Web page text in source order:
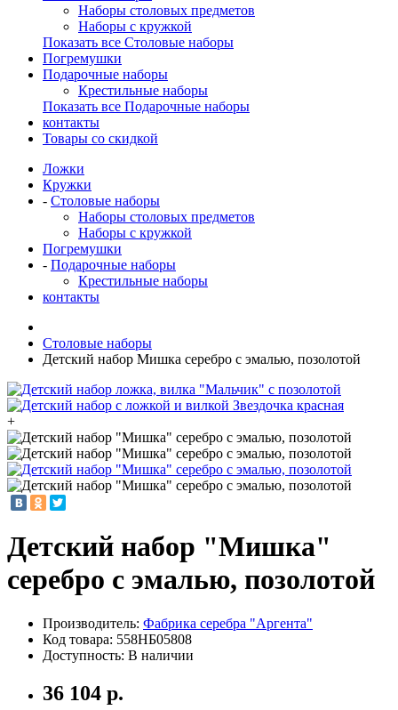
Наборы столовых предметов
Наборы с кружкой
Показать все Столовые наборы
Погремушки
Подарочные наборы
Крестильные наборы
Показать все Подарочные наборы
контакты
Товары со скидкой
Ложки
Кружки
- Столовые наборы
Наборы столовых предметов
Наборы с кружкой
Погремушки
- Подарочные наборы
Крестильные наборы
контакты
Столовые наборы
Детский набор Мишка серебро с эмалью, позолотой
+
Детский набор "Мишка"
серебро с эмалью, позолотой
Производитель: Фабрика серебра "Аргента"
Код товара: 558НБ05808
Доступность: В наличии
36 104 р.